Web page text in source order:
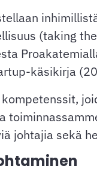
(taking
käsikirja
johtajia sekä